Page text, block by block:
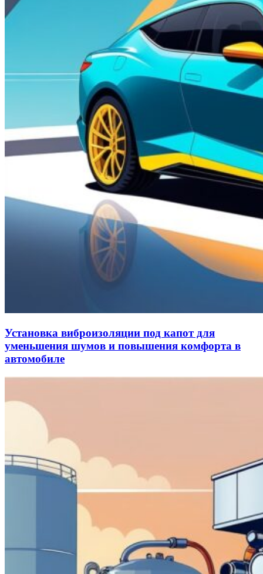
Установка виброизоляции под капот для
уменьшения шумов и повышения комфорта в
автомобиле